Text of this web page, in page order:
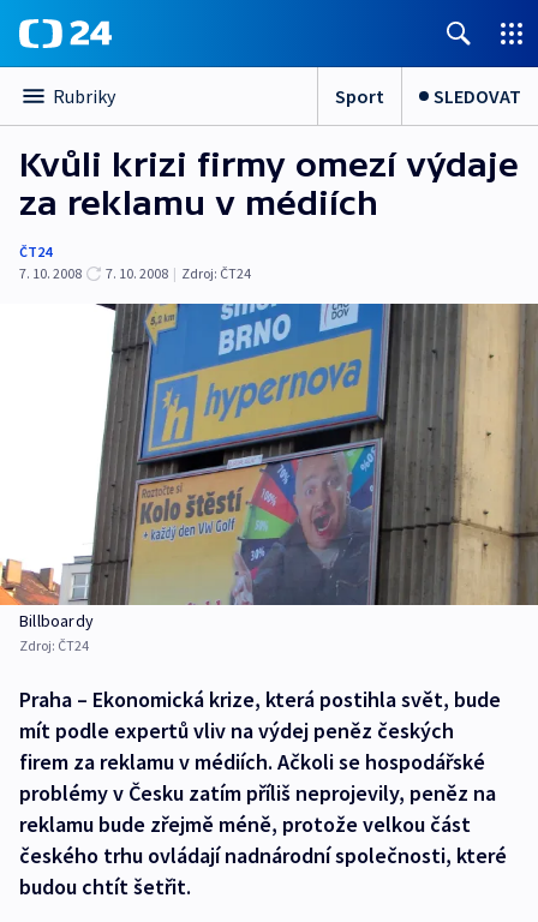
Rubriky Sport SLEDOVAT
Kvůli krizi firmy omezí výdaje
za reklamu v médiích
ČT24
7. 10. 2008
7. 10. 2008 | Zdroj: ČT24
Billboardy
Zdroj: ČT24
Praha – Ekonomická krize, která postihla svět, bude
mít podle expertů vliv na výdej peněz českých
firem za reklamu v médiích. Ačkoli se hospodářské
problémy v Česku zatím příliš neprojevily, peněz na
reklamu bude zřejmě méně, protože velkou část
českého trhu ovládají nadnárodní společnosti, které
budou chtít šetřit.